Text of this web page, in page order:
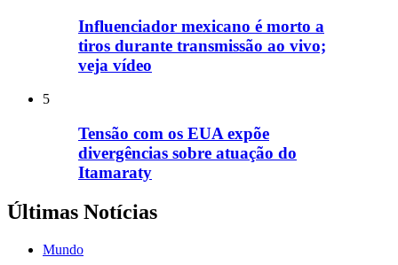
Influenciador mexicano é morto a
tiros durante transmissão ao vivo;
veja vídeo
5
Tensão com os EUA expõe
divergências sobre atuação do
Itamaraty
Últimas Notícias
Mundo